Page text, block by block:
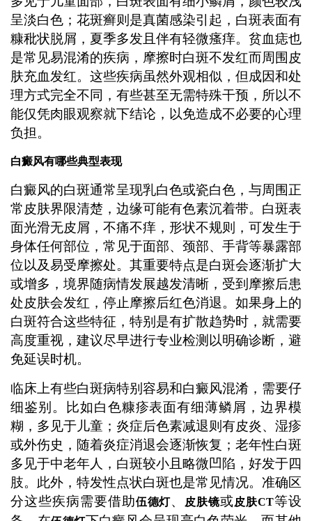
呈淡白色；花斑癣则是真菌感染引起，白斑表面有
糠秕状脱屑，夏季多发且伴有轻微瘙痒。贫血痣也
是常见易混淆的疾病，摩擦时白斑不发红而周围皮
肤充血发红。这些疾病虽然外观相似，但成因和处
理方式完全不同，有些甚至无需特殊干预，所以不
能仅凭肉眼观察就下结论，以免造成不必要的心理
负担。
白癜风有哪些典型表现
白癜风的白斑通常呈现乳白色或瓷白色，与周围正
常皮肤界限清楚，边缘可能有色素沉着带。白斑表
面光滑无皮屑，不痛不痒，形状不规则，可发生于
身体任何部位，常见于面部、颈部、手背等暴露部
位以及易受摩擦处。其重要特点是白斑会逐渐扩大
或增多，境界随病情发展越发清晰，受到摩擦后患
处皮肤会发红，停止摩擦后红色消退。如果身上的
白斑符合这些特征，特别是有扩散趋势时，就需要
高度重视，建议尽早进行专业检测以明确诊断，避
免延误时机。
临床上有些白斑病特别容易和白癜风混淆，需要仔
细鉴别。比如白色糠疹表面有细薄鳞屑，边界模
糊，多见于儿童；炎症后色素减退则有皮炎、湿疹
或外伤史，随着炎症消退会逐渐恢复；老年性白斑
多见于中老年人，白斑较小且略微凹陷，好发于四
肢。此外，特发性点状白斑也是常见情况。准确区
分这些疾病需要借助伍德灯、 皮肤镜或皮肤CT等设